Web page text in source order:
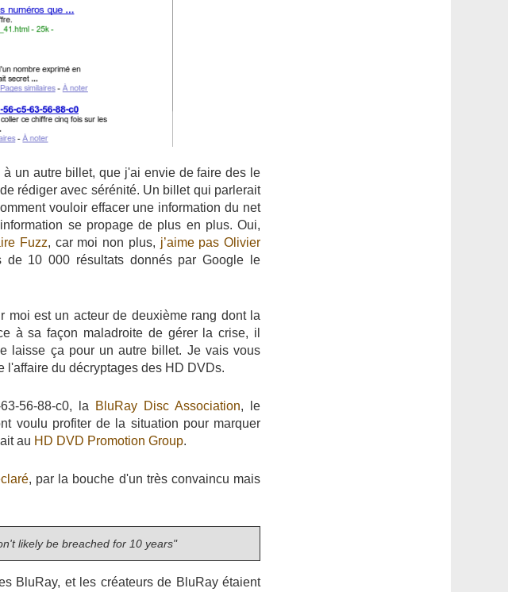
un autre billet, que j'ai envie de faire des le
rédiger avec sérénité. Un billet qui parlerait
vouloir effacer une information du net
se propage de plus en plus. Oui,
Fuzz, car moi non plus, j’aime pas Olivier
10 000 résultats donnés par Google le
moi est un acteur de deuxième rang dont la
à sa façon maladroite de gérer la crise, il
laisse ça pour un autre billet. Je vais vous
l'affaire du décryptages des HD DVDs.
56-88-c0, la BluRay Disc Association, le
voulu profiter de la situation pour marquer
au HD DVD Promotion Group.
, par la bouche d'un très convaincu mais
likely be breached for 10 years"
BluRay, et les créateurs de BluRay étaient